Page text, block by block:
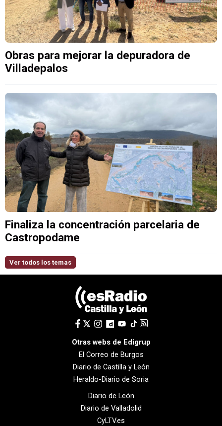
Obras para mejorar la depuradora de
Villadepalos
Finaliza la concentración parcelaria de
Castropodame
Ver todos los temas
Otras webs de Edigrup
El Correo de Burgos
Diario de Castilla y León
Heraldo-Diario de Soria
Diario de León
Diario de Valladolid
CyLTV.es